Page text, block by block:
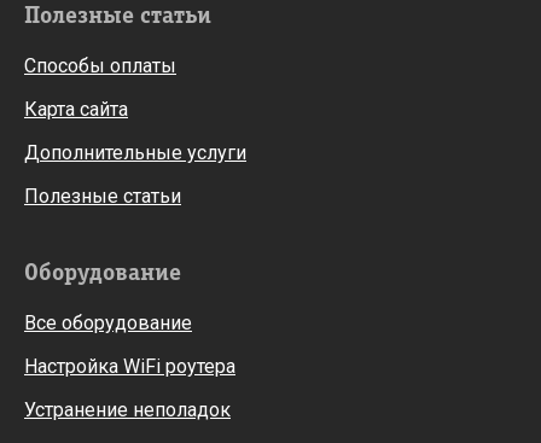
Полезные статьи
Способы оплаты
Карта сайта
Дополнительные услуги
Полезные статьи
Оборудование
Все оборудование
Настройка WiFi роутера
Устранение неполадок